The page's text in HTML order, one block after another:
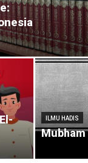
ILMU HADIS